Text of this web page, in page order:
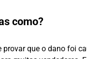
como?
provar que o dano foi